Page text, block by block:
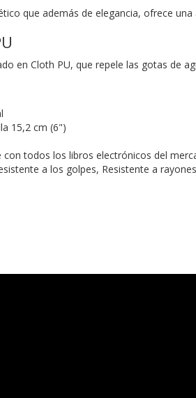
que además de elegancia, ofrece
en Cloth PU, que repele las gotas de
15,2 cm (6")
todos los libros electrónicos del
a los golpes, Resistente a